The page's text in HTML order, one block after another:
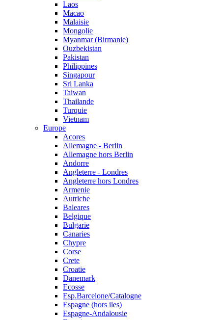
Laos
Macao
Malaisie
Mongolie
Myanmar (Birmanie)
Ouzbekistan
Pakistan
Philippines
Singapour
Sri Lanka
Taiwan
Thailande
Turquie
Vietnam
Europe
Acores
Allemagne - Berlin
Allemagne hors Berlin
Andorre
Angleterre - Londres
Angleterre hors Londres
Armenie
Autriche
Baleares
Belgique
Bulgarie
Canaries
Chypre
Corse
Crete
Croatie
Danemark
Ecosse
Esp.Barcelone/Catalogne
Espagne (hors iles)
Espagne-Andalousie